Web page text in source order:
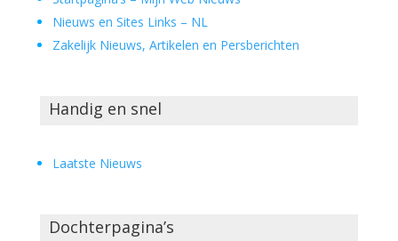
Nieuws en Sites Links – NL
Zakelijk Nieuws, Artikelen en Persberichten
Handig en snel
Laatste Nieuws
Dochterpagina’s